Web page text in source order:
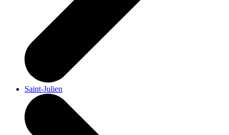
Saint-Julien